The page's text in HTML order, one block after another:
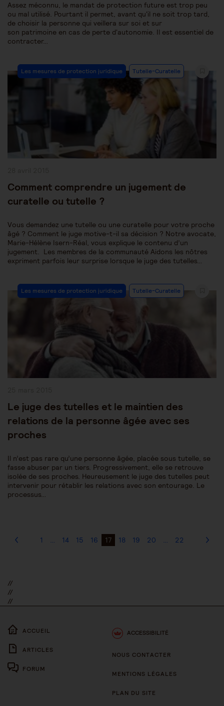
Assez méconnu, le mandat de protection future est trop peu
ou mal utilisé. Pourtant il permet, avant qu'il ne soit trop tard,
de choisir la personne qui veillera sur soi et sur
son patrimoine en cas de perte d'autonomie. Il est essentiel de
contracter…
Post
Category:
Les mesures de protection juridique Tutelle-Curatelle
Comment comprendre un jugement de
curatelle ou tutelle ?
Vous demandez une tutelle ou une curatelle pour votre proche
âgé ? Comment le juge motive-t-il sa décision ? Notre avocate,
Marie-Hélène Isern-Réal, vous explique le contenu d’un
jugement. Les membres de la communauté Aidons les nôtres
expriment parfois leur surprise lorsque le juge des tutelles…
Post
Category:
Les mesures de protection juridique Tutelle-Curatelle
Le juge des tutelles et le maintien des
relations de la personne âgée avec ses
proches
Il n’est pas rare qu’une personne âgée, placée sous tutelle, se
fasse abuser par un tiers. Progressivement, elle se retrouve
isolée de ses proches. Heureusement le juge des tutelles peut
intervenir pour rétablir les relations avec son entourage. Le
processus…
1 … 14 15 16 17 18 19 20 … 22
//
//
//
ACCUEIL
ARTICLES
FORUM
ACCESSIBILITÉ
NOUS CONTACTER
MENTIONS LÉGALES
PLAN DU SITE